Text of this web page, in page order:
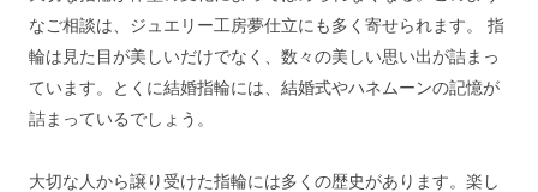
なご相談は、ジュエリー工房夢仕立にも多く寄せられます。 指
輪は見た目が美しいだけでなく、数々の美しい思い出が詰まっ
ています。とくに結婚指輪には、結婚式やハネムーンの記憶が
詰まっているでしょう。
大切な人から譲り受けた指輪には多くの歴史があります。楽し